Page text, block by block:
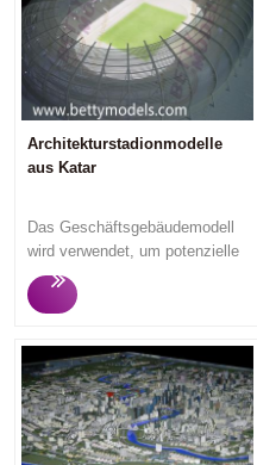
Architekturstadionmodelle
aus Katar
Das Geschäftsgebäudemodell
wird verwendet, um potenzielle
Käufer und Investoren für
Marketingveranstaltungen oder
anzulocken, da die Zuschauer
das Designkonzept, die
Struktur und Funktion usw. des
Geschäftsgebäudes verstehen
können . Betty Models